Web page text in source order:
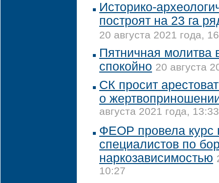
Историко-
построят на 23 га
20 августа 2021 года,
Пятничная молитва
спокойно 20 августа
СК просит
о
августа 2021 года, 13:33
ФЕОР провела курс
специалистов по
наркозависимостью
10:27